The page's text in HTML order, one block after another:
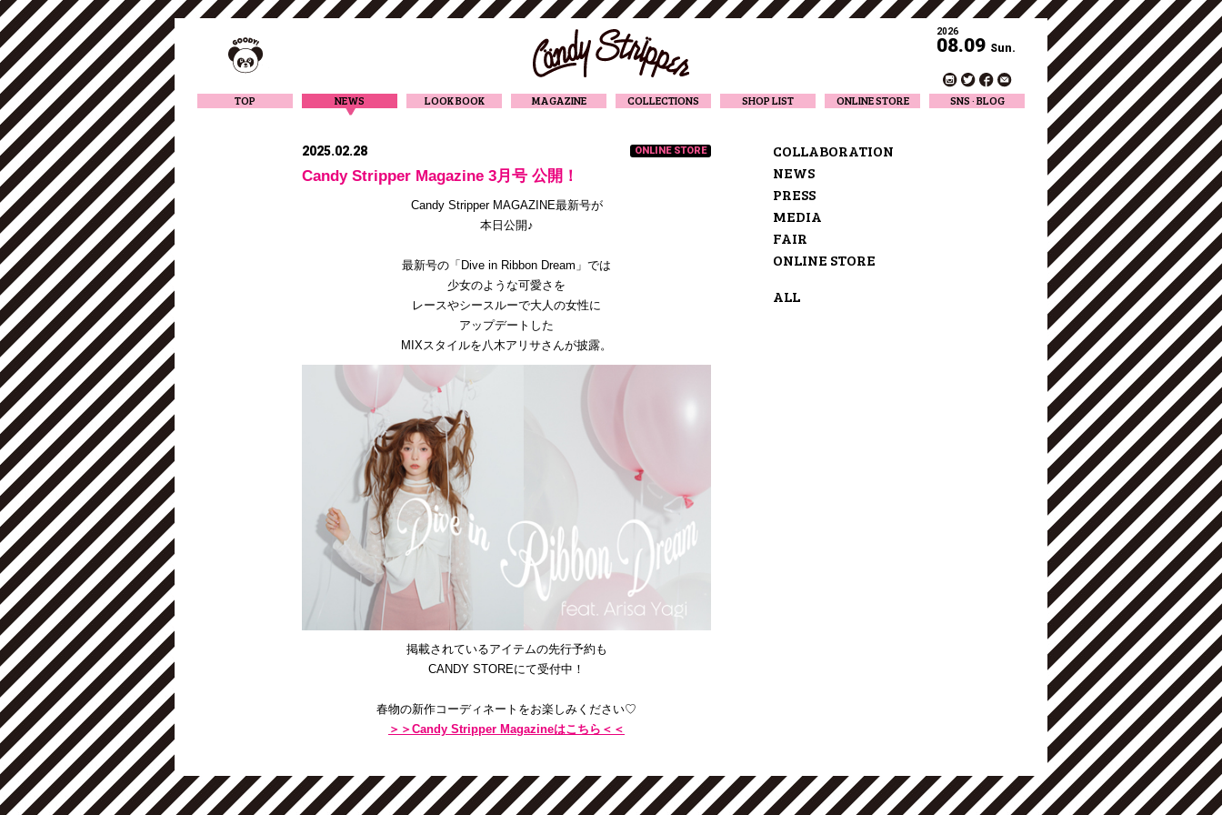
2026
08.09 Sun.
TOP NEWS LOOK BOOK MAGAZINE COLLECTIONS SHOP LIST ONLINE STORE SNS · BLOG
2025.02.28 ONLINE STORE
Candy Stripper Magazine 3月号 公開！
Candy Stripper MAGAZINE最新号が
本日公開♪
最新号の「Dive in Ribbon Dream」では
少女のような可愛さを
レースやシースルーで大人の女性に
アップデートした
MIXスタイルを八木アリサさんが披露。
掲載されているアイテムの先行予約も
CANDY STOREにて受付中！
春物の新作コーディネートをお楽しみください♡
＞＞Candy Stripper Magazineはこちら＜＜
COLLABORATION
NEWS
PRESS
MEDIA
FAIR
ONLINE STORE
ALL